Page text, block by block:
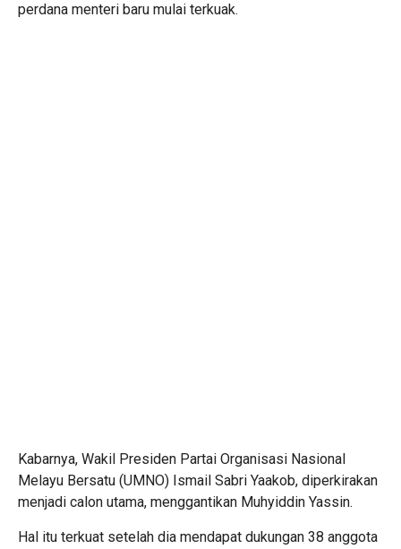
perdana menteri baru mulai terkuak.
Kabarnya, Wakil Presiden Partai Organisasi Nasional
Melayu Bersatu (UMNO) Ismail Sabri Yaakob, diperkirakan
menjadi calon utama, menggantikan Muhyiddin Yassin.
Hal itu terkuat setelah dia mendapat dukungan 38 anggota